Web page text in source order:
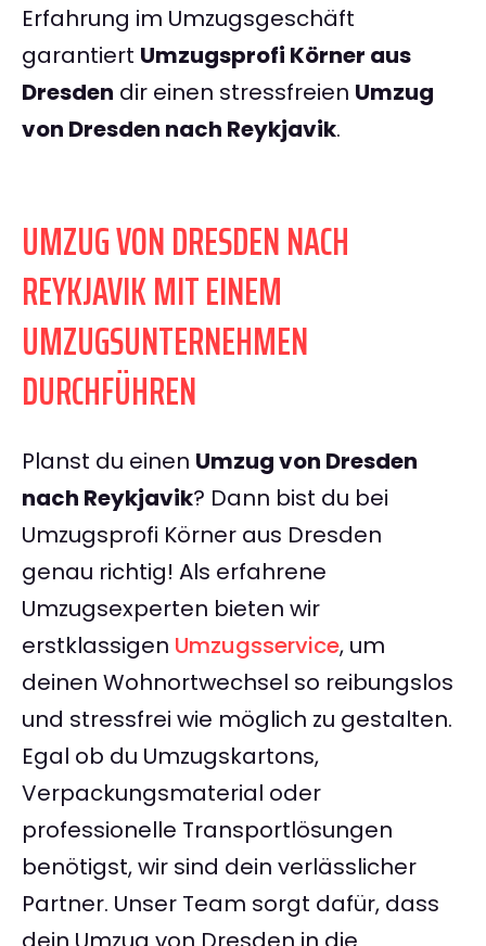
Erfahrung im Umzugsgeschäft
garantiert Umzugsprofi Körner aus
Dresden dir einen stressfreien Umzug
von Dresden nach Reykjavik.
UMZUG VON DRESDEN NACH
REYKJAVIK MIT EINEM
UMZUGSUNTERNEHMEN
DURCHFÜHREN
Planst du einen Umzug von Dresden
nach Reykjavik? Dann bist du bei
Umzugsprofi Körner aus Dresden
genau richtig! Als erfahrene
Umzugsexperten bieten wir
erstklassigen Umzugsservice, um
deinen Wohnortwechsel so reibungslos
und stressfrei wie möglich zu gestalten.
Egal ob du Umzugskartons,
Verpackungsmaterial oder
professionelle Transportlösungen
benötigst, wir sind dein verlässlicher
Partner. Unser Team sorgt dafür, dass